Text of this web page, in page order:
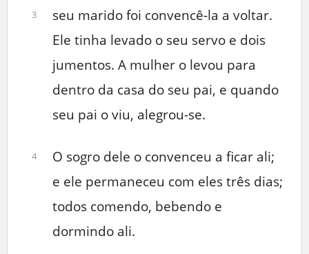
3
seu marido foi convencê-la a voltar.
Ele tinha levado o seu servo e dois
jumentos. A mulher o levou para
dentro da casa do seu pai, e quando
seu pai o viu, alegrou-se.
4
O sogro dele o convenceu a ficar ali;
e ele permaneceu com eles três dias;
todos comendo, bebendo e
dormindo ali.